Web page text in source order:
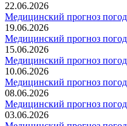
22.06.2026
Медицинский прогноз
19.06.2026
Медицинский прогноз
15.06.2026
Медицинский прогноз
10.06.2026
Медицинский прогноз
08.06.2026
Медицинский прогноз
03.06.2026